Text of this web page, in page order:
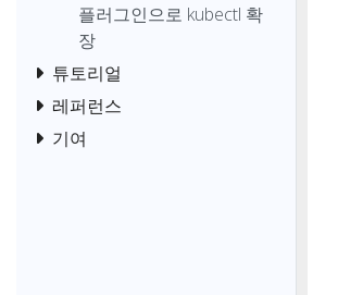
플러그인으로 kubectl 확
장
튜토리얼
레퍼런스
기여